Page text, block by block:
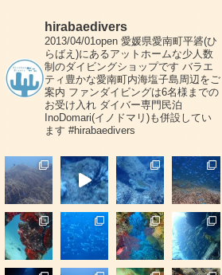
hirabaedivers
2013/04/01open愛媛県愛南町平碆(ひ
らばえ)にあるアットホームな少人数
制のダイビングショップです バラエ
ティ豊かな愛南町内海塩子島周辺をご
案内 ファンダイビングは6名様までの
お受け入れダイバー専門民泊
InoDomari(イノドマリ)も併設してい
ます #hirabaedivers